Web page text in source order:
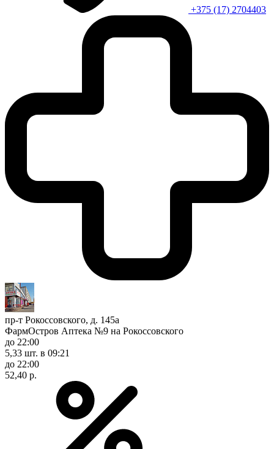
+375 (17) 2704403
пр-т Рокоссовского, д. 145а
ФармОстров Аптека №9 на Рокоссовского
до 22:00
5,33 шт. в 09:21
до 22:00
52,40 р.